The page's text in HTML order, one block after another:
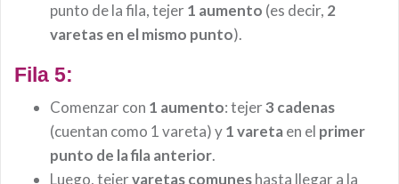
punto de la fila, tejer1 aumento (es decir, 2
varetas en el mismo punto).
Fila 5:
Comenzar con 1 aumento: tejer3 cadenas
(cuentan como 1 vareta) y1 varetaen el primer
punto de la fila anterior.
Luego, tejervaretas comuneshasta llegar a la